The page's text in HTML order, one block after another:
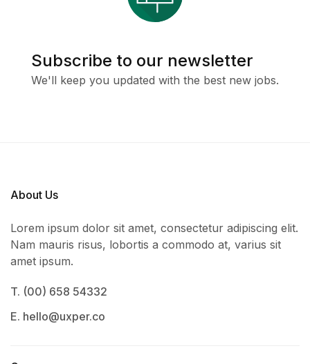
Subscribe to our newsletter
We'll keep you updated with the best new jobs.
About Us
Lorem ipsum dolor sit amet, consectetur adipiscing elit.
Nam mauris risus, lobortis a commodo at, varius sit
amet ipsum.
T. (00) 658 54332
E. hello@uxper.co